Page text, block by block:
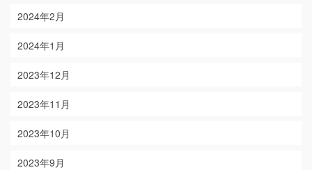
2024年2月
2024年1月
2023年12月
2023年11月
2023年10月
2023年9月